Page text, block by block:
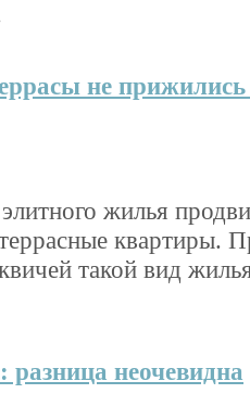
не
жилья
квартиры.
такой вид
разница неочевидна